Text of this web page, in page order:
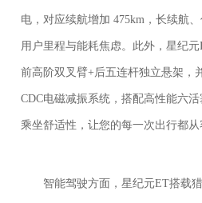
电，对应续航增加 475km，长续航
用户里程与能耗焦虑。此外，星纪
前高阶双叉臂+后五连杆独立悬架，
CDC电磁减振系统，搭配高性能六
乘坐舒适性，让您的每一次出行都从
智能驾驶方面，星纪元ET搭载